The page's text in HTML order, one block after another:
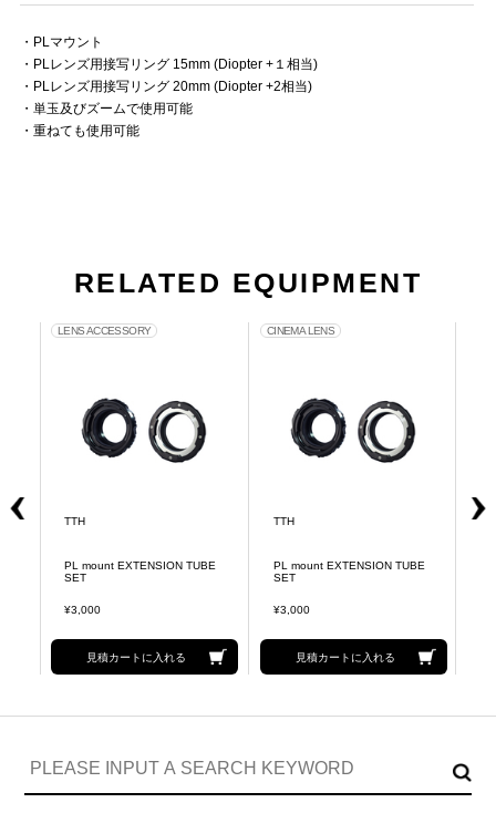
・PLマウント
・PLレンズ用接写リング 15mm (Diopter +１相当)
・PLレンズ用接写リング 20mm (Diopter +2相当)
・単玉及びズームで使用可能
・重ねても使用可能
RELATED EQUIPMENT
LENS ACCESSORY
TTH
PL mount EXTENSION TUBE
SET
¥3,000
見積カートに入れる
CINEMA LENS
TTH
PL mount EXTENSION TUBE
SET
¥3,000
見積カートに入れる